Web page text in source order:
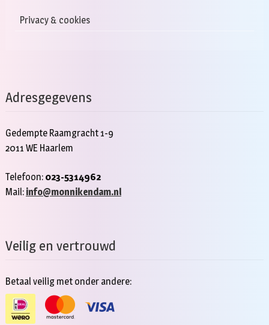
Privacy & cookies
Adresgegevens
Gedempte Raamgracht 1-9
2011 WE Haarlem
Telefoon: 023-5314962
Mail: info@monnikendam.nl
Veilig en vertrouwd
Betaal veilig met onder andere: